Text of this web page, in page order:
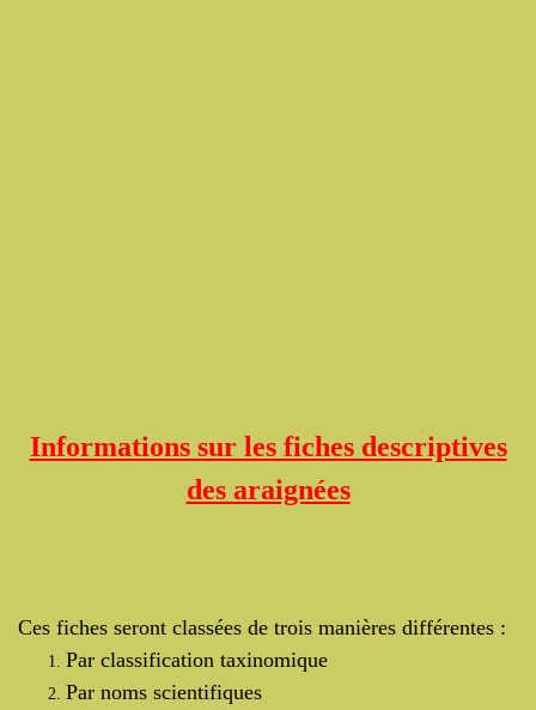
Informations sur les fiches descriptives
des araignées
Ces fiches seront classées de trois manières différentes :
Par classification taxinomique
Par noms scientifiques